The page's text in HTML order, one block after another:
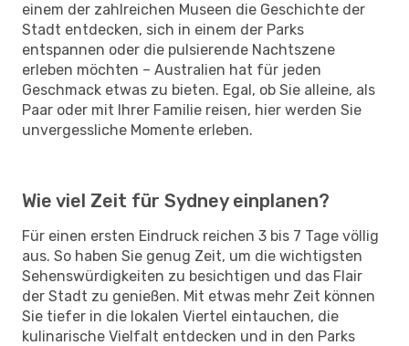
einem der zahlreichen Museen die Geschichte der
Stadt entdecken, sich in einem der Parks
entspannen oder die pulsierende Nachtszene
erleben möchten – Australien hat für jeden
Geschmack etwas zu bieten. Egal, ob Sie alleine, als
Paar oder mit Ihrer Familie reisen, hier werden Sie
unvergessliche Momente erleben.
Wie viel Zeit für Sydney einplanen?
Für einen ersten Eindruck reichen 3 bis 7 Tage völlig
aus. So haben Sie genug Zeit, um die wichtigsten
Sehenswürdigkeiten zu besichtigen und das Flair
der Stadt zu genießen. Mit etwas mehr Zeit können
Sie tiefer in die lokalen Viertel eintauchen, die
kulinarische Vielfalt entdecken und in den Parks